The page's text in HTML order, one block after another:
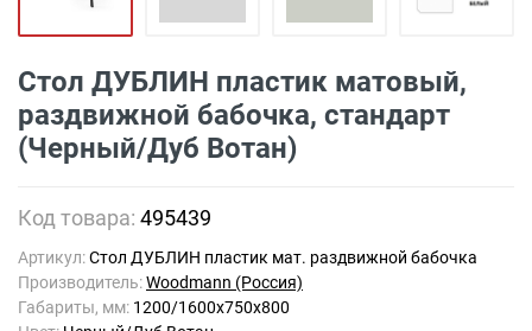
Стол ДУБЛИН пластик матовый,
раздвижной бабочка, стандарт
(Черный/Дуб Вотан)
Код товара: 495439
Артикул:Стол ДУБЛИН пластик мат. раздвижной бабочка
Производитель:Woodmann (Россия)
Габариты, мм: 1200/1600х750х800